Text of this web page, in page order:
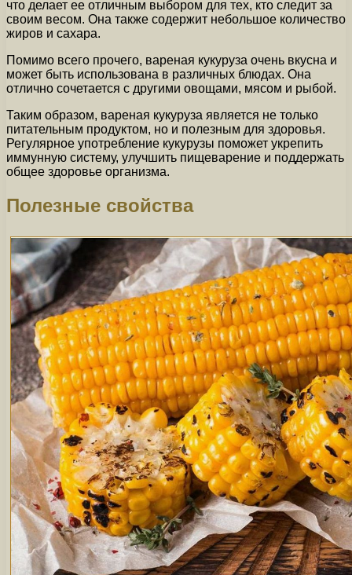
что делает ее отличным выбором для тех, кто следит за
своим весом. Она также содержит небольшое количество
жиров и сахара.
Помимо всего прочего, вареная кукуруза очень вкусна и
может быть использована в различных блюдах. Она
отлично сочетается с другими овощами, мясом и рыбой.
Таким образом, вареная кукуруза является не только
питательным продуктом, но и полезным для здоровья.
Регулярное употребление кукурузы поможет укрепить
иммунную систему, улучшить пищеварение и поддержать
общее здоровье организма.
Полезные свойства